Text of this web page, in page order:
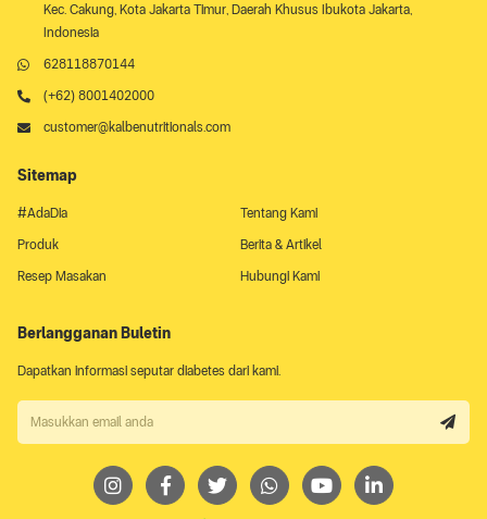
Kec. Cakung, Kota Jakarta Timur, Daerah Khusus Ibukota Jakarta,
Indonesia
628118870144
(+62) 8001402000
customer@kalbenutritionals.com
Sitemap
#AdaDia Tentang Kami
Produk Berita & Artikel
Resep Masakan Hubungi Kami
Berlangganan Buletin
Dapatkan informasi seputar diabetes dari kami.